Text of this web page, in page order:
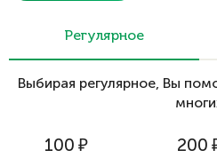
Регулярное
Выбирая регулярное, Вы
100 ₽ 200